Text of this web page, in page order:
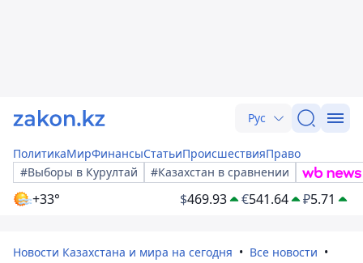
Рус
ПолитикаМирФинансыСтатьиПроисшествияПраво
#Выборы в Курултай
#Казахстан в сравнении
+33° $469.93 €541.64 ₽5.71
Новости Казахстана и мира на сегодня
Все новости